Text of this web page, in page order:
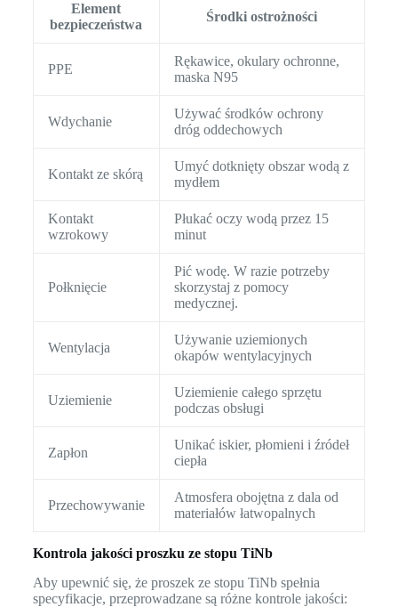
Element
bezpieczeństwa
Środki ostrożności
PPE
Rękawice, okulary ochronne,
maska N95
Wdychanie
Używać środków ochrony
dróg oddechowych
Kontakt ze skórą
Umyć dotknięty obszar wodą z
mydłem
Kontakt
wzrokowy
Płukać oczy wodą przez 15
minut
Połknięcie
Pić wodę. W razie potrzeby
skorzystaj z pomocy
medycznej.
Wentylacja
Używanie uziemionych
okapów wentylacyjnych
Uziemienie
Uziemienie całego sprzętu
podczas obsługi
Zapłon
Unikać iskier, płomieni i źródeł
ciepła
Przechowywanie
Atmosfera obojętna z dala od
materiałów łatwopalnych
Kontrola jakości proszku ze stopu TiNb
Aby upewnić się, że proszek ze stopu TiNb spełnia
specyfikacje, przeprowadzane są różne kontrole jakości: